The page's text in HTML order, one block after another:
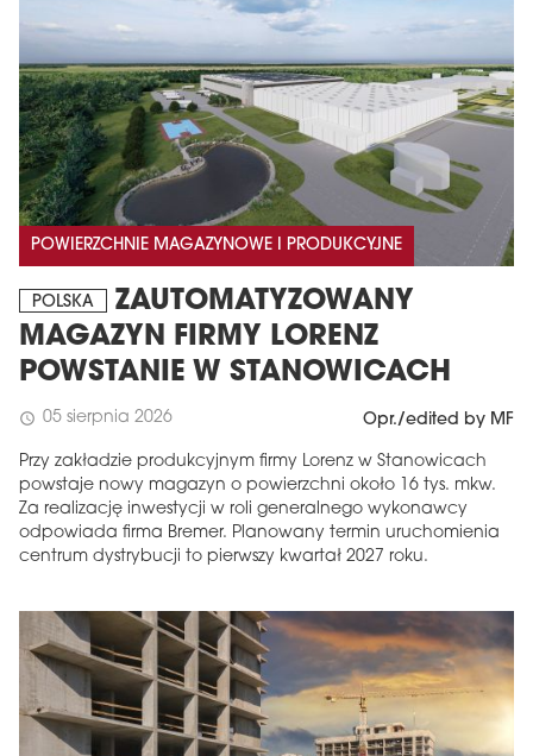
POWIERZCHNIE MAGAZYNOWE I PRODUKCYJNE
POLSKA
ZAUTOMATYZOWANY
MAGAZYN FIRMY LORENZ
POWSTANIE W STANOWICACH
schedule 05 sierpnia 2026 Opr./edited by MF
Przy zakładzie produkcyjnym firmy Lorenz w Stanowicach
powstaje nowy magazyn o powierzchni około 16 tys. mkw.
Za realizację inwestycji w roli generalnego wykonawcy
odpowiada firma Bremer. Planowany termin uruchomienia
centrum dystrybucji to pierwszy kwartał 2027 roku.